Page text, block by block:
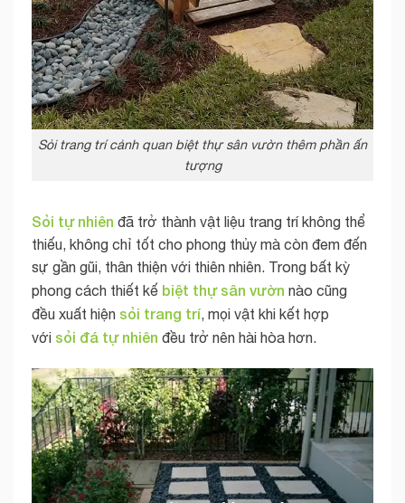
Sỏi trang trí cảnh quan biệt thự sân vườn thêm phần ấn
tượng
Sỏi tự nhiên đã trở thành vật liệu trang trí không thể
thiếu, không chỉ tốt cho phong thủy mà còn đem đến
sự gần gũi, thân thiện với thiên nhiên. Trong bất kỳ
phong cách thiết kế biệt thự sân vườn nào cũng
đều xuất hiện sỏi trang trí, mọi vật khi kết hợp
với sỏi đá tự nhiên đều trở nên hài hòa hơn.